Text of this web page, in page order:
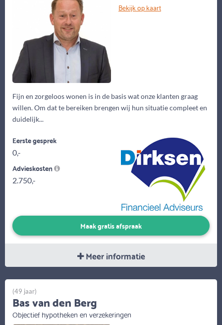
Bekijk op kaart
Fijn en zorgeloos wonen is in de basis wat onze klanten graag
willen. Om dat te bereiken brengen wij hun situatie compleet en
duidelijk...
Eerste gesprek
0,-
Advieskosten
2.750,-
Maak gratis afspraak
Meer informatie
(49 jaar)
Bas van den Berg
Objectief hypotheken en verzekeringen